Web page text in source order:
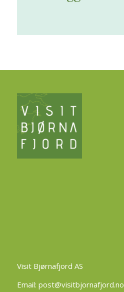
Visit Bjørnafjord AS
Email: post@visitbjornafjord.no